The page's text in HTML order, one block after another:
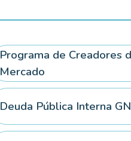
Programa de Creadores
Mercado
Deuda Pública Interna